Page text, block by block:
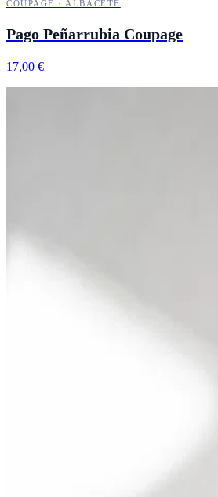
COUPAGE · ALBACETE
Pago Peñarrubia Coupage
17,00 €